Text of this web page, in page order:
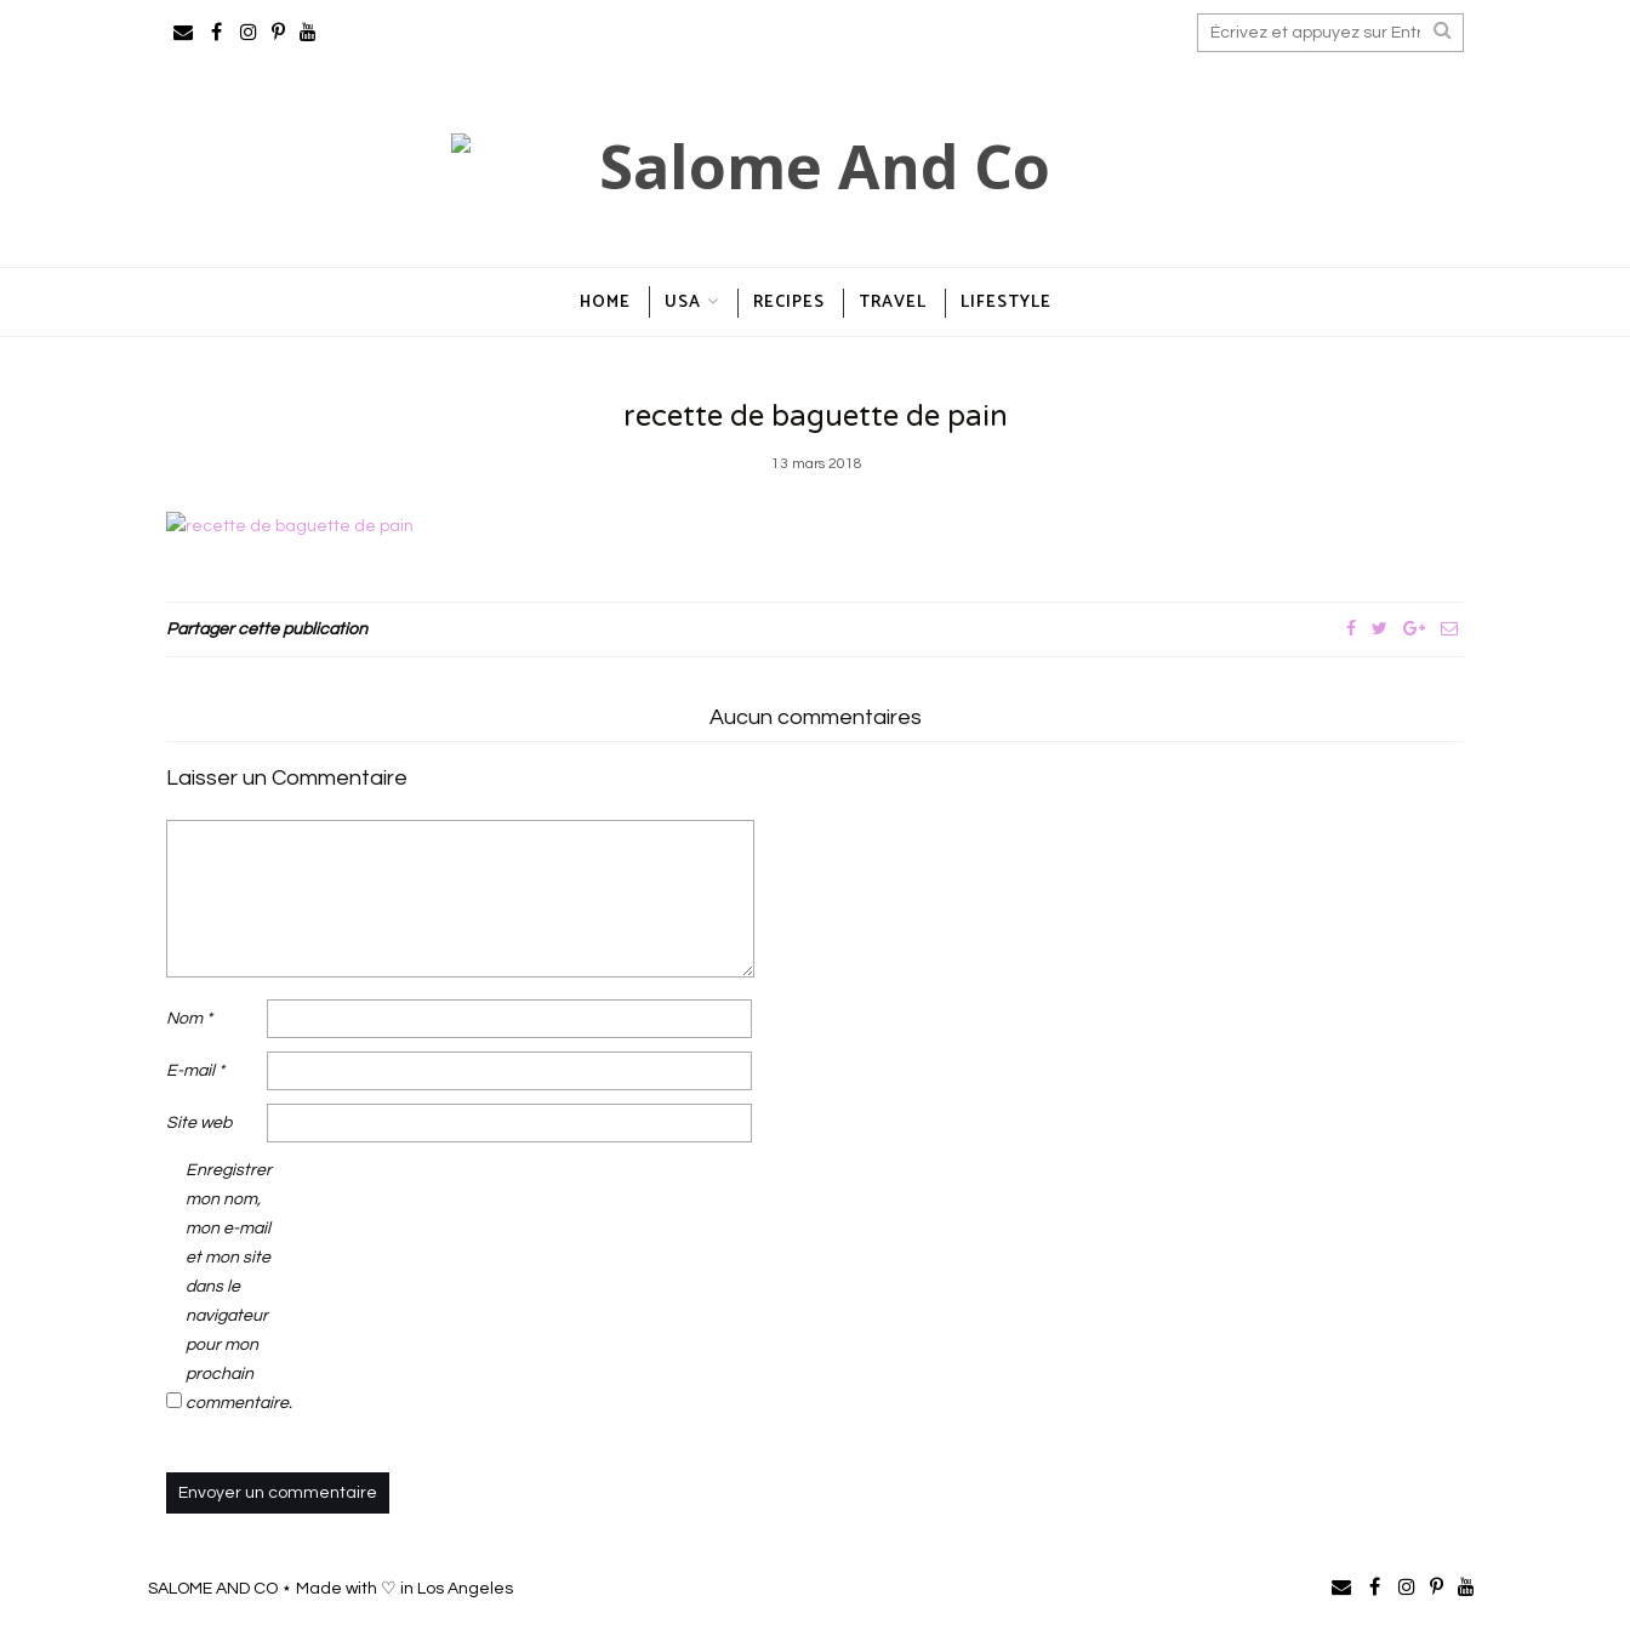
HOME USA RECIPES TRAVEL LIFESTYLE
recette de baguette de pain
13 mars 2018
Partager cette publication
Aucun commentaires
Laisser un Commentaire
Nom *
E-mail *
Site web
Enregistrer
mon nom,
mon e-mail
et mon site
dans le
navigateur
pour mon
prochain
commentaire.
SALOME AND CO ⋆ Made with ♡ in Los Angeles